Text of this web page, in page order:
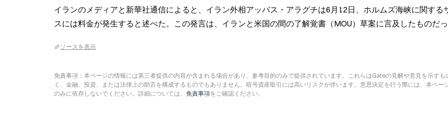
イランのメディアと新華社通信によると、イラン外相アッバス・アラグチは6月12日、ホルムズ海峡に関する
スには料金が発生すると述べた。この発言は、イランと米国の間の了解覚書（MOU）草案に言及したものだ
ソースを表示
免責事項：本ページの情報には第三者提供の内容が含まれる場合があり、参考目的のみで提供されています。これらはGateの見解や意見を示すも
く、金融、投資、または法律上の助言を構成するものでもありません。暗号資産取引には高いリスクが伴います。意思決定を行う際には、本ペー
のみに依存しないでください。詳細については、 免責事項をご確認ください。